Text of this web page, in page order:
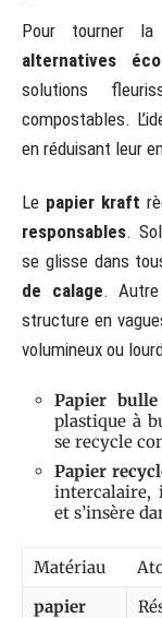
Pour tourner
alternatives
solutions
compostables.
en réduisant leur
Le papier kraft
responsables.
se glisse dans
de calage.
structure en
volumineux ou
Papier
plastique à
se recycle
Papier
intercalaire,
et s’insère
Matériau
papier